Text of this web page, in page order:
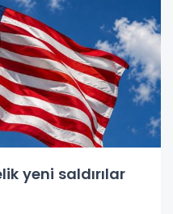
yeni saldırılar